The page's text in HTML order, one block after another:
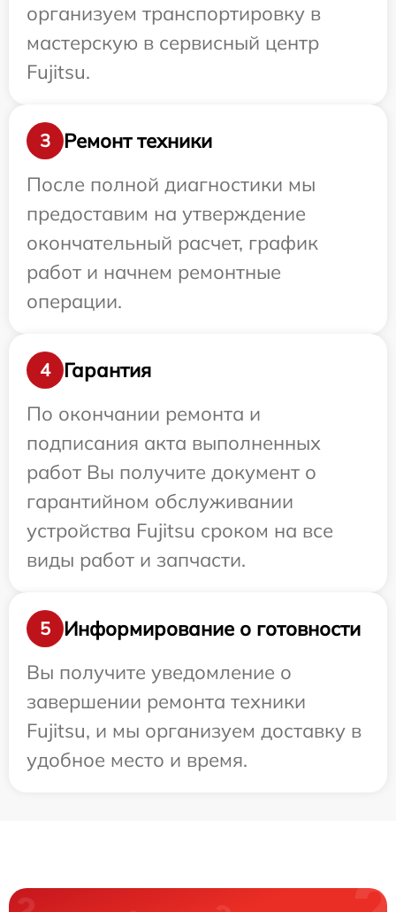
организуем транспортировку в
мастерскую в сервисный центр
Fujitsu.
3
Ремонт техники
После полной диагностики мы
предоставим на утверждение
окончательный расчет, график
работ и начнем ремонтные
операции.
4
Гарантия
По окончании ремонта и
подписания акта выполненных
работ Вы получите документ о
гарантийном обслуживании
устройства Fujitsu сроком на все
виды работ и запчасти.
5
Информирование о готовности
Вы получите уведомление о
завершении ремонта техники
Fujitsu, и мы организуем доставку в
удобное место и время.